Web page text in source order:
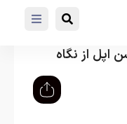
اپل از نگاه